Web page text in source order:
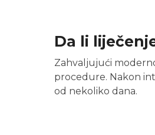
Da li
Zahvaljujući
procedure. Nakon
od nekoliko dana.